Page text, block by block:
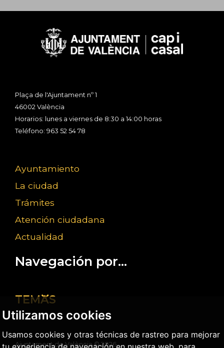
Utilizamos cookies
Usamos cookies y otras técnicas de rastreo para mejorar
Plaça de l'Ajuntament nº 1
46002 València
Horarios: lunes a viernes de 8:30 a 14:00 horas
Teléfono: 963 52 54 78
Ayuntamiento
La ciudad
Trámites
Atención ciudadana
Actualidad
Navegación por...
TEMAS
Ajuntament de València ©2026